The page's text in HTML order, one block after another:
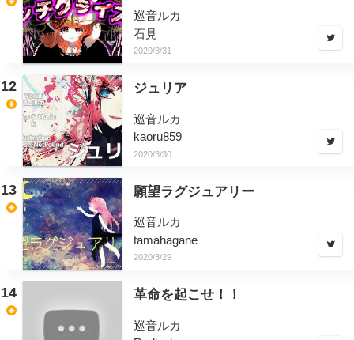
巡音ルカ
石見
2020/3/31
12 ジュリア
巡音ルカ
kaoru859
2020/3/30
13 願望ラグジュアリー
巡音ルカ
tamahagane
2020/3/29
14 革命を起こせ！！
巡音ルカ